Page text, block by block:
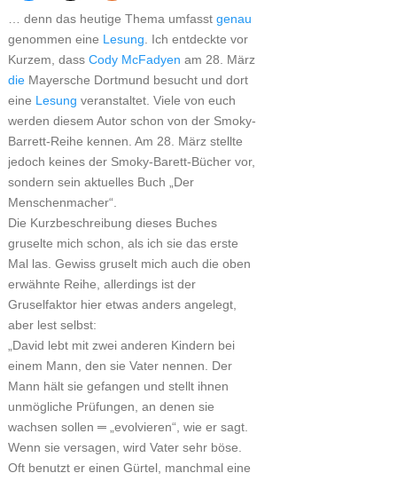
… denn das heutige Thema umfasst genau
genommen eine Lesung . Ich entdeckte vor
Kurzem, dass Cody McFadyen am 28. März
dieMayersche Dortmund besucht und dort
eine Lesung veranstaltet. Viele von euch
werden diesem Autor schon von der Smoky-
Barrett-Reihe kennen. Am 28. März stellte
jedoch keines der Smoky-Barett-Bücher vor,
sondern sein aktuelles Buch „Der
Menschenmacher“.
Die Kurzbeschreibung dieses Buches
gruselte mich schon, als ich sie das erste
Mal las. Gewiss gruselt mich auch die oben
erwähnte Reihe, allerdings ist der
Gruselfaktor hier etwas anders angelegt,
aber lest selbst:
„David lebt mit zwei anderen Kindern bei
einem Mann, den sie Vater nennen. Der
Mann hält sie gefangen und stellt ihnen
unmögliche Prüfungen, an denen sie
wachsen sollen ═ „evolvieren“, wie er sagt.
Wenn sie versagen, wird Vater sehr böse.
Oft benutzt er einen Gürtel, manchmal eine